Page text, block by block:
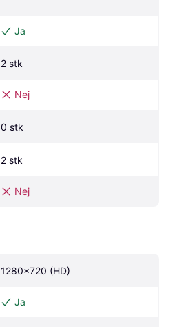
Ja
2 stk
Nej
0 stk
2 stk
Nej
1280x720 (HD)
Ja